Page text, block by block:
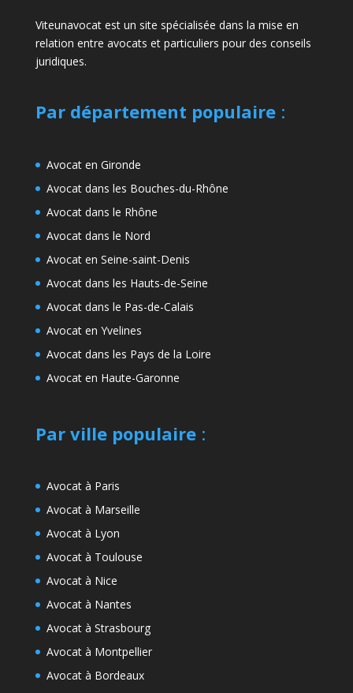
Viteunavocat est un site spécialisée dans la mise en
relation entre avocats et particuliers pour des conseils
juridiques.
Par département populaire:
Avocat en Gironde
Avocat dans les Bouches-du-Rhône
Avocat dans le Rhône
Avocat dans le Nord
Avocat en Seine-saint-Denis
Avocat dans les Hauts-de-Seine
Avocat dans le Pas-de-Calais
Avocat en Yvelines
Avocat dans les Pays de la Loire
Avocat en Haute-Garonne
Par ville populaire:
Avocat à Paris
Avocat à Marseille
Avocat à Lyon
Avocat à Toulouse
Avocat à Nice
Avocat à Nantes
Avocat à Strasbourg
Avocat à Montpellier
Avocat à Bordeaux